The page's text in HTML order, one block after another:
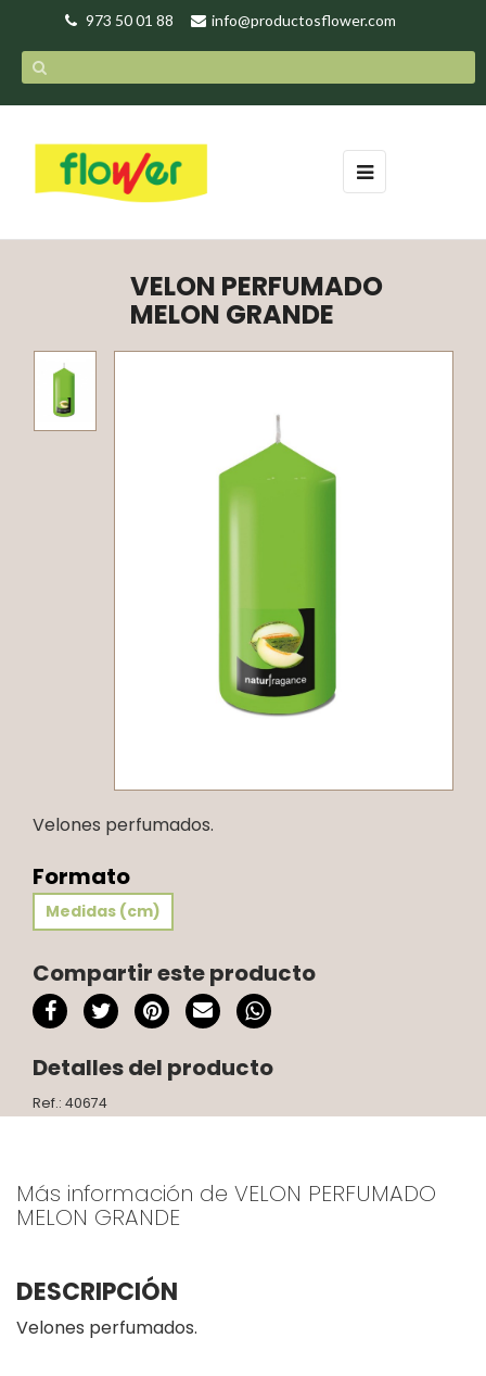
973 50 01 88 info@productosflower.com
Navegación
de
☰
VELON PERFUMADO
MELON GRANDE
Velones perfumados.
Formato
Medidas (cm)
Compartir este producto
Detalles del producto
Ref.: 40674
Más información de VELON PERFUMADO
MELON GRANDE
DESCRIPCIÓN
Velones perfumados.